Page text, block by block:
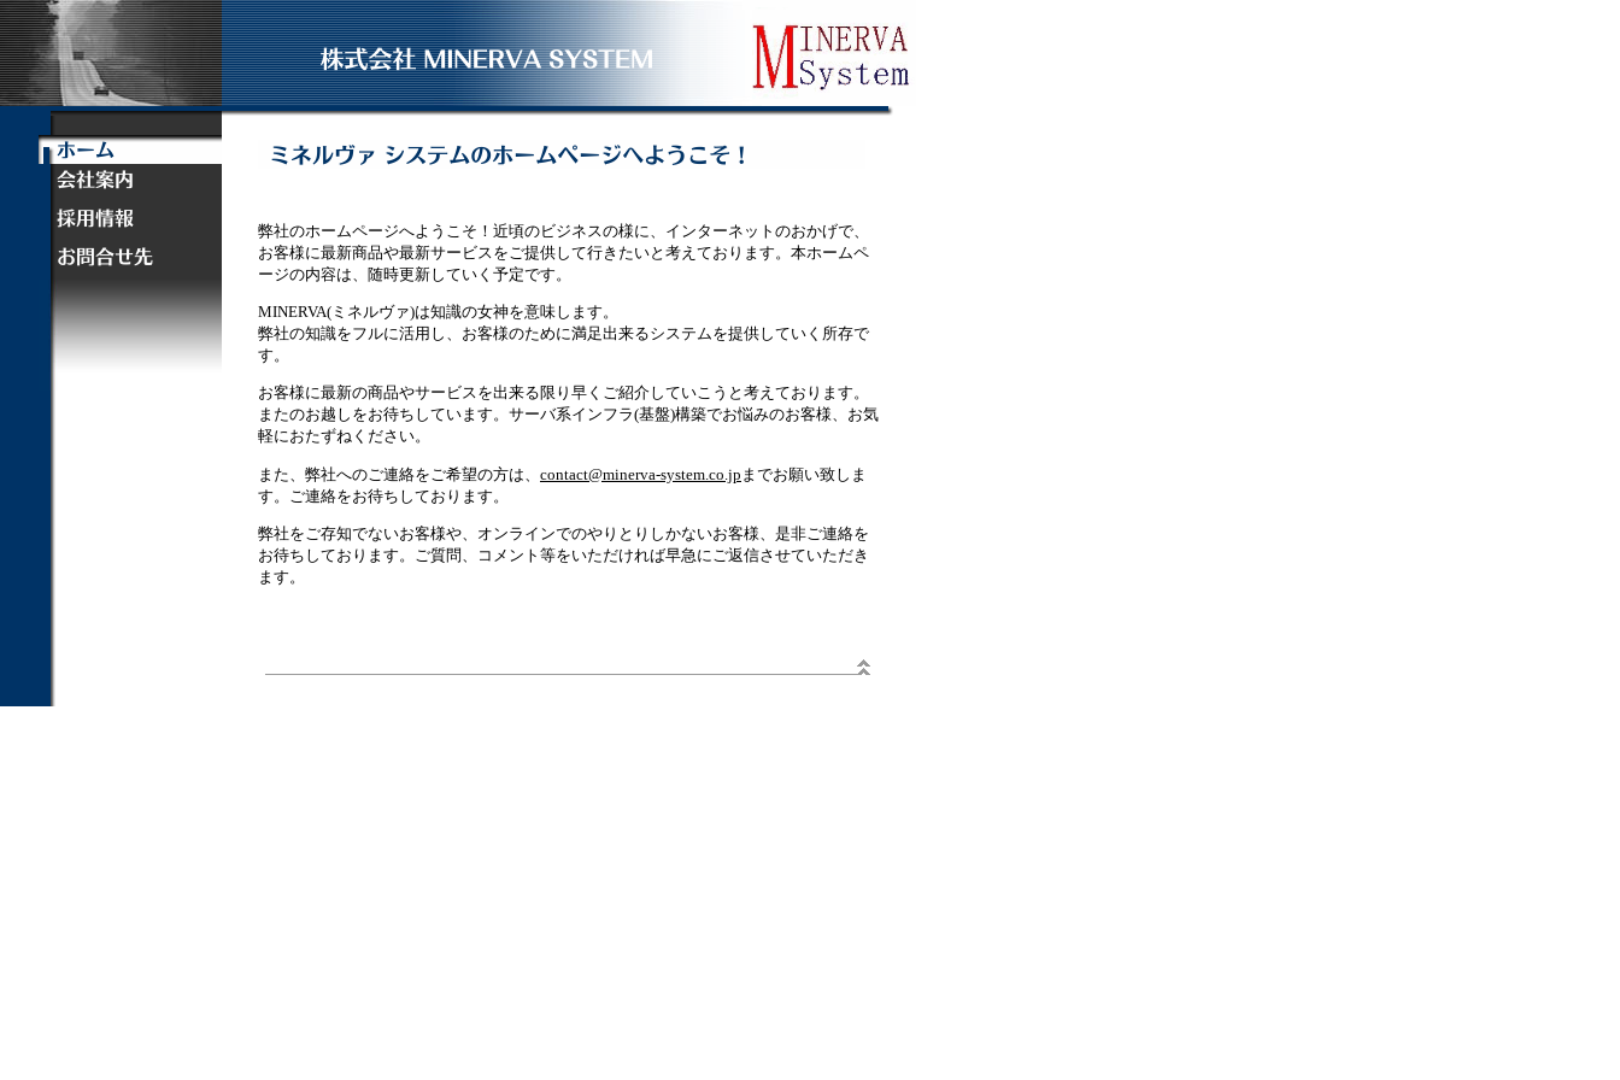
弊社のホームページへようこそ！近頃のビジネスの様に、インターネットのおかげで、
お客様に最新商品や最新サービスをご提供して行きたいと考えております。本ホームペ
ージの内容は、随時更新していく予定です。
MINERVA(ミネルヴァ)は知識の女神を意味します。
弊社の知識をフルに活用し、お客様のために満足出来るシステムを提供していく所存で
す。
お客様に最新の商品やサービスを出来る限り早くご紹介していこうと考えております。
またのお越しをお待ちしています。サーバ系インフラ(基盤)構築でお悩みのお客様、お気
軽におたずねください。
また、弊社へのご連絡をご希望の方は、 contact@minerva-system.co.jp までお願い致しま
す。ご連絡をお待ちしております。
弊社をご存知でないお客様や、オンラインでのやりとりしかないお客様、是非ご連絡を
お待ちしております。ご質問、コメント等をいただければ早急にご返信させていただき
ます。